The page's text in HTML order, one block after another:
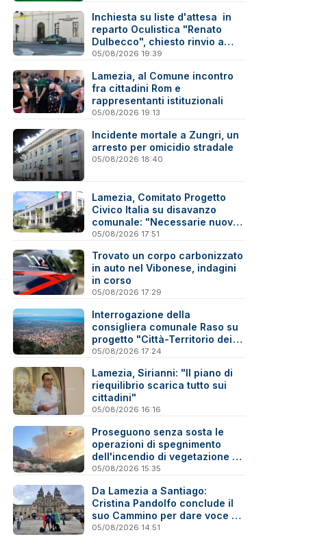
Inchiesta su liste d'attesa in
reparto Oculistica "Renato
Dulbecco", chiesto rinvio a
giudizio per 10 indagati
05/08/2026 19:39
Lamezia, al Comune incontro
fra cittadini Rom e
rappresentanti istituzionali
05/08/2026 19:13
Incidente mortale a Zungri, un
arresto per omicidio stradale
05/08/2026 18:40
Lamezia, Comitato Progetto
Civico Italia su disavanzo
comunale: "Necessarie nuove
verifiche"
05/08/2026 17:51
Trovato un corpo carbonizzato
in auto nel Vibonese, indagini
in corso
05/08/2026 17:29
Interrogazione della
consigliera comunale Raso su
progetto "Città-Territorio dei
Due Mari Catanzaro-Lamezia"
05/08/2026 17:24
Lamezia, Sirianni: "Il piano di
riequilibrio scarica tutto sui
cittadini"
05/08/2026 16:16
Proseguono senza sosta le
operazioni di spegnimento
dell'incendio di vegetazione a
Gizzeria - Video
05/08/2026 15:35
Da Lamezia a Santiago:
Cristina Pandolfo conclude il
suo Cammino per dare voce ai
malati di fibromialgia
05/08/2026 14:51